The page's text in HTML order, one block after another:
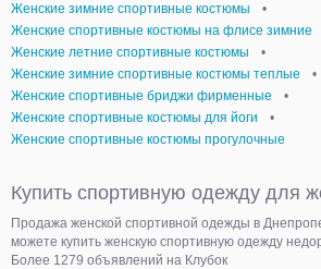
Женские зимние спортивные костюмы
•
Женские спортивные костюмы на флисе зимние
Женские летние спортивные костюмы
•
Женские зимние спортивные костюмы теплые
•
Женские спортивные бриджи фирменные
•
Женские спортивные костюмы для йоги
•
Женские спортивные костюмы прогулочные
Купить спортивную одежду для
Продажа женской спортивной одежды в
можете купить женскую спортивную одежду
Более 1279 объявлений на Клубок